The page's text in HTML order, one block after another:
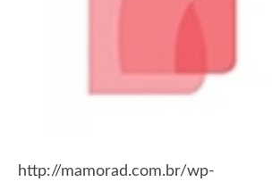
http://mamorad.com.br/wp-